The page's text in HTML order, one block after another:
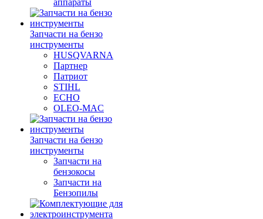
аппараты
Запчасти на бензо
инструменты
HUSQVARNA
Партнер
Патриот
STIHL
ECHO
OLEO-MAC
Запчасти на бензо
инструменты
Запчасти на
бензокосы
Запчасти на
Бензопилы